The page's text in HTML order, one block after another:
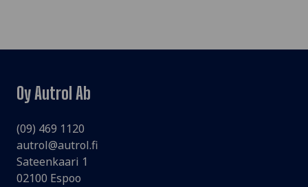
Oy Autrol Ab
(09) 469 1120
autrol@autrol.fi
Sateenkaari 1
02100 Espoo